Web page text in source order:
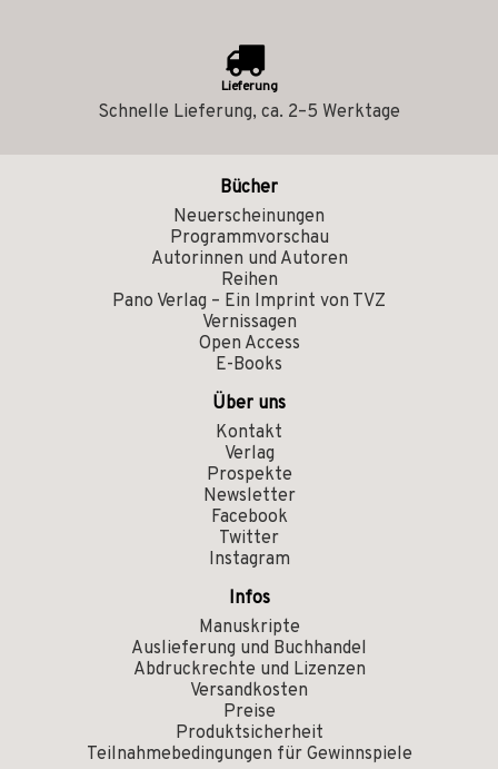
Lieferung
Schnelle Lieferung, ca. 2–5 Werktage
Bücher
Neuerscheinungen
Programmvorschau
Autorinnen und Autoren
Reihen
Pano Verlag – Ein Imprint von TVZ
Vernissagen
Open Access
E-Books
Über uns
Kontakt
Verlag
Prospekte
Newsletter
Facebook
Twitter
Instagram
Infos
Manuskripte
Auslieferung und Buchhandel
Abdruckrechte und Lizenzen
Versandkosten
Preise
Produktsicherheit
Teilnahmebedingungen für Gewinnspiele